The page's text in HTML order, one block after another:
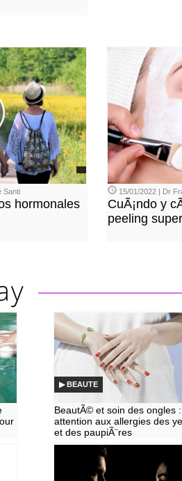
Santi
hormonales
15/01/2022 | Dr
CuÃ¡ndo y
peeling
▶ BEAUTE
BeautÃ© et soin des ongles :
attention aux allergies des
et des paupiÃ¨res